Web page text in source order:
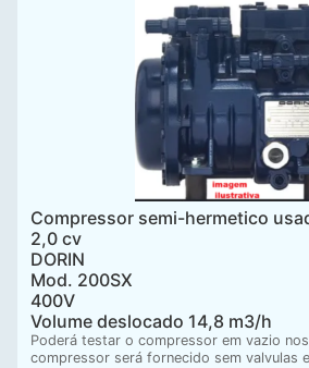
Compressor semi-hermetico
2,0 cv
DORIN
Mod. 200SX
400V
Volume deslocado 14,8 m3/h
Poderá testar o compressor em vazio
compressor será fornecido sem valvulas